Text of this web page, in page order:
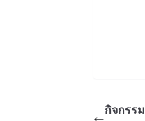
กิจกรร